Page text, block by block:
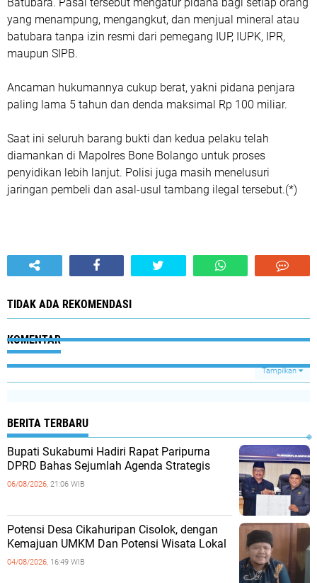
yang menampung, mengangkut, dan menjual mineral atau
batubara tanpa izin resmi dari pemegang IUP, IUPK, IPR,
maupun SIPB.
Ancaman hukumannya cukup berat, yakni pidana penjara
paling lama 5 tahun dan denda maksimal Rp 100 miliar.
Saat ini seluruh barang bukti dan kedua pelaku telah
diamankan di Mapolres Bone Bolango untuk proses
penyidikan lebih lanjut. Polisi juga masih menelusuri
jaringan pembeli dan asal-usul tambang ilegal tersebut.(*)
TIDAK ADA REKOMENDASI
KOMENTAR
Tampilkan
BERITA TERBARU
Bupati Sukabumi Hadiri Rapat Paripurna
DPRD Bahas Sejumlah Agenda Strategis
06/08/2026, 21:06 WIB
Potensi Desa Cikahuripan Cisolok, dengan
Kemajuan UMKM Dan Potensi Wisata Lokal
04/08/2026, 16:49 WIB